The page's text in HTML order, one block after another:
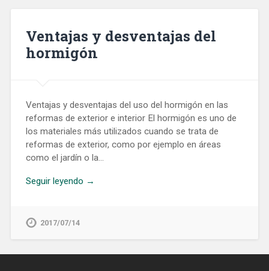
Ventajas y desventajas del
hormigón
Ventajas y desventajas del uso del hormigón en las
reformas de exterior e interior El hormigón es uno de
los materiales más utilizados cuando se trata de
reformas de exterior, como por ejemplo en áreas
como el jardín o la…
Seguir leyendo →
2017/07/14